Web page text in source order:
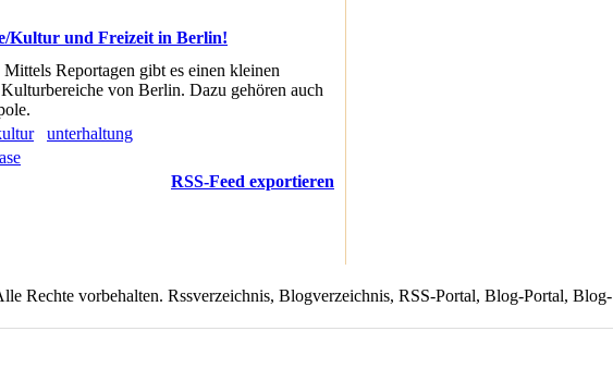
Kultur und Freizeit in Berlin!
Reportagen gibt es einen kleinen
von Berlin. Dazu gehören auch
unterhaltung
RSS-Feed exportieren
Rechte vorbehalten. Rssverzeichnis, Blogverzeichnis, RSS-Portal, Blog-Portal, Blog-